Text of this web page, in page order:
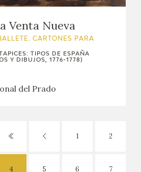
Venta Nueva
CARTONES PARA
TIPOS DE ESPAÑA
Y DIBUJOS, 1776-1778)
del Prado
1 2
4 5 6 7